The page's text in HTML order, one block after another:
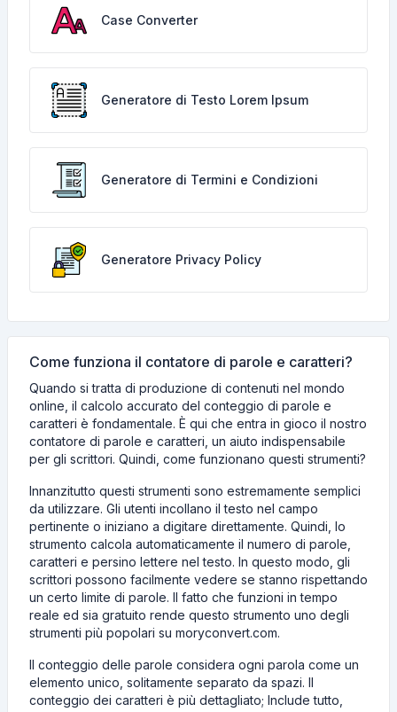
Case Converter
Generatore di Testo Lorem Ipsum
Generatore di Termini e Condizioni
Generatore Privacy Policy
Come funziona il contatore di parole e caratteri?
Quando si tratta di produzione di contenuti nel mondo
online, il calcolo accurato del conteggio di parole e
caratteri è fondamentale. È qui che entra in gioco il nostro
contatore di parole e caratteri, un aiuto indispensabile
per gli scrittori. Quindi, come funzionano questi strumenti?
Innanzitutto questi strumenti sono estremamente semplici
da utilizzare. Gli utenti incollano il testo nel campo
pertinente o iniziano a digitare direttamente. Quindi, lo
strumento calcola automaticamente il numero di parole,
caratteri e persino lettere nel testo. In questo modo, gli
scrittori possono facilmente vedere se stanno rispettando
un certo limite di parole. Il fatto che funzioni in tempo
reale ed sia gratuito rende questo strumento uno degli
strumenti più popolari su moryconvert.com.
Il conteggio delle parole considera ogni parola come un
elemento unico, solitamente separato da spazi. Il
conteggio dei caratteri è più dettagliato; Include tutto,